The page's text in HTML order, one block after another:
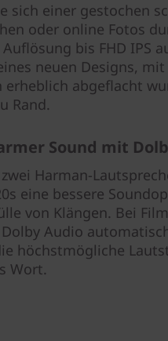
sich einer gestochen
oder online Fotos
bis FHD IPS
neuen Designs,
erheblich abgeflacht
Rand.
Sound mit
Harman-
eine bessere
von Klängen. Bei
Audio
höchstmögliche
Wort.